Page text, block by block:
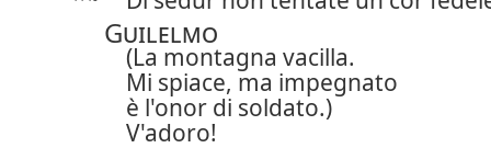
Guilelmo
(La montagna vacilla.
Mi spiace, ma impegnato
è l'onor di soldato.)
V'adoro!